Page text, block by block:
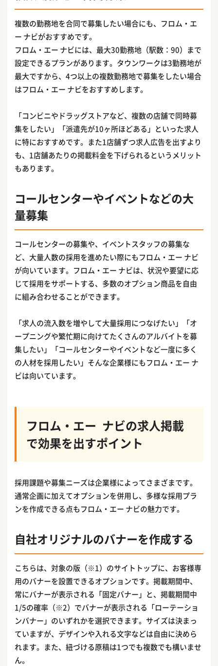
複数の勤務地を合同で募集したい場合にも、フロム・エ
ー ナビがおすすめです。
フロム・エー ナビには、最大30勤務地（駅数：90）まで
設定できるプランがあります。タウンワークは3勤務地が
最大ですから、4つ以上の複数勤務地で募集をしたい場合
はフロム・エー ナビをおすすめします。
「コンビニやドラッグストアなど、複数の店舗で同時募
集をしたい」「派遣先が10ヶ所ほどある」といった求人
に特におすすめです。また1店舗ずつ求人広告を出すより
も、1店舗あたりの掲載料金を下げられるというメリット
もあります。
コールセンターやイベントなどの大
量募集
コールセンターの募集や、イベントスタッフの募集な
ど、大量人数の採用を進めたい際にもフロム・エー ナビ
が向いています。フロム・エー ナビは、状況や要望に応
じて採用をサポートする、多数のオプション商品を自由
に組み合わせることができます。
「求人の流入数を増やして大量採用につなげたい」「オ
ープニングや繁忙期に向けてたくさんのアルバイトを募
集したい」「コールセンターやイベントなど一度に多く
の人材を採用したい」そんな企業様にもフロム・エー ナ
ビは向いています。
フロム・エー ナビの求人掲載
で効果を出すポイント
採用課題や募集ニーズは企業様によってさまざまです。
通常企画に加えてオプションを併用し、多様な採用プラ
ンを作成できる点もフロム・エー ナビの魅力です。
自社オリジナルのバナーを作成する
こちらは、対象の版（※1）のサイトトップに、お客様専
用のバナーを設置できるオプションです。掲載期間中、
常にバナーが表示される「固定バナー」と、掲載期間中
1/5の確率（※2）でバナーが表示される「ローテーショ
ンバナー」のいずれかを選択できます。サイズは決まっ
ていますが、デザインや入れる文字などは自由に決めら
れます。また、紐づける原稿は1つでも複数でも構いませ
ん。